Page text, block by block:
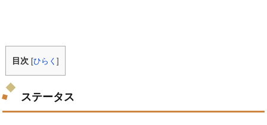
目次 [ひらく]
ステータス